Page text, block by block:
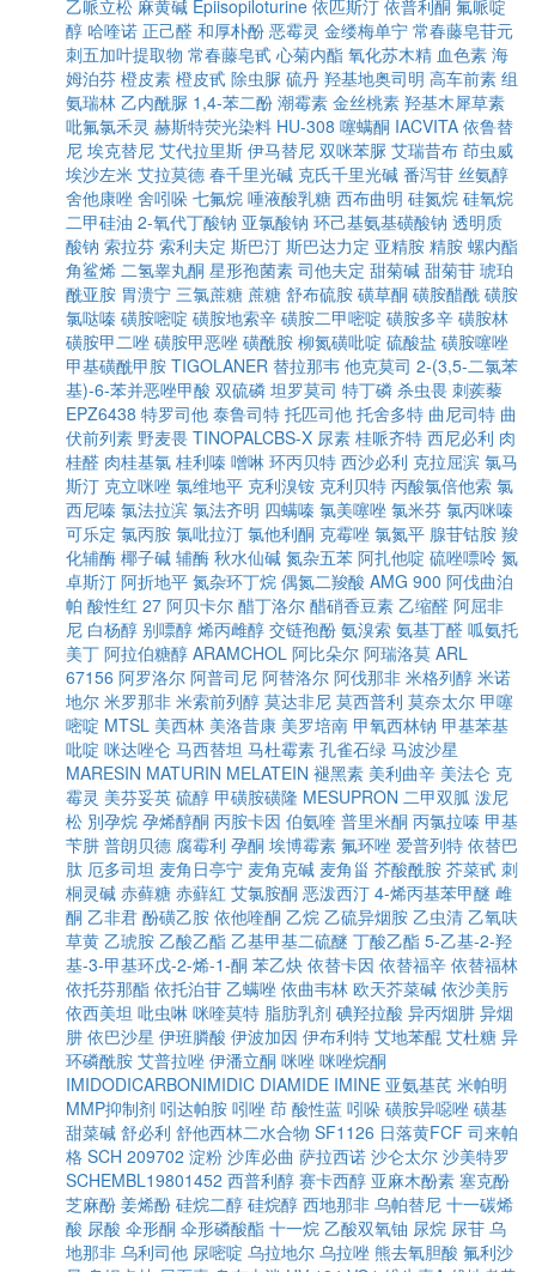
乙哌立松 麻黄碱 Epiisopiloturine 依匹斯汀 依普利酮 氟哌啶
醇 哈喹诺 正己醛 和厚朴酚 恶霉灵 金缕梅单宁 常春藤皂苷元
刺五加叶提取物 常春藤皂甙 心菊内酯 氧化苏木精 血色素 海
姆泊芬 橙皮素 橙皮甙 除虫脲 硫丹 羟基地奥司明 高车前素 组
氨瑞林 乙内酰脲 1,4-苯二酚 潮霉素 金丝桃素 羟基木犀草素
吡氟氯禾灵 赫斯特荧光染料 HU-308 噻螨酮 IACVITA 依鲁替
尼 埃克替尼 艾代拉里斯 伊马替尼 双咪苯脲 艾瑞昔布 茚虫威
埃沙左米 艾拉莫德 春千里光碱 克氏千里光碱 番泻苷 丝氨醇
舍他康唑 舍吲哚 七氟烷 唾液酸乳糖 西布曲明 硅氮烷 硅氧烷
二甲硅油 2-氧代丁酸钠 亚氯酸钠 环己基氨基磺酸钠 透明质
酸钠 索拉芬 索利夫定 斯巴汀 斯巴达力定 亚精胺 精胺 螺内酯
角鲨烯 二氢睾丸酮 星形孢菌素 司他夫定 甜菊碱 甜菊苷 琥珀
酰亚胺 胃溃宁 三氯蔗糖 蔗糖 舒布硫胺 磺草酮 磺胺醋酰 磺胺
氯哒嗪 磺胺嘧啶 磺胺地索辛 磺胺二甲嘧啶 磺胺多辛 磺胺林
磺胺甲二唑 磺胺甲恶唑 磺酰胺 柳氮磺吡啶 硫酸盐 磺胺噻唑
甲基磺酰甲胺 TIGOLANER 替拉那韦 他克莫司 2-(3,5-二氯苯
基)-6-苯并恶唑甲酸 双硫磷 坦罗莫司 特丁磷 杀虫畏 刺蒺藜
EPZ6438 特罗司他 泰鲁司特 托匹司他 托舍多特 曲尼司特 曲
伏前列素 野麦畏 TINOPALCBS-X 尿素 桂哌齐特 西尼必利 肉
桂醛 肉桂基氯 桂利嗪 噌啉 环丙贝特 西沙必利 克拉屈滨 氯马
斯汀 克立咪唑 氯维地平 克利溴铵 克利贝特 丙酸氯倍他索 氯
西尼嗪 氯法拉滨 氯法齐明 四螨嗪 氯美噻唑 氯米芬 氯丙咪嗪
可乐定 氯丙胺 氯吡拉汀 氯他利酮 克霉唑 氯氮平 腺苷钴胺 羧
化辅酶 椰子碱 辅酶 秋水仙碱 氮杂五苯 阿扎他啶 硫唑嘌呤 氮
卓斯汀 阿折地平 氮杂环丁烷 偶氮二羧酸 AMG 900 阿伐曲泊
帕 酸性红 27 阿贝卡尔 醋丁洛尔 醋硝香豆素 乙缩醛 阿屈非
尼 白杨醇 别嘌醇 烯丙雌醇 交链孢酚 氨溴索 氨基丁醛 呱氨托
美丁 阿拉伯糖醇 ARAMCHOL 阿比朵尔 阿瑞洛莫 ARL
67156 阿罗洛尔 阿普司尼 阿替洛尔 阿伐那非 米格列醇 米诺
地尔 米罗那非 米索前列醇 莫达非尼 莫西普利 莫奈太尔 甲噻
嘧啶 MTSL 美西林 美洛昔康 美罗培南 甲氧西林钠 甲基苯基
吡啶 咪达唑仑 马西替坦 马杜霉素 孔雀石绿 马波沙星
MARESIN MATURIN MELATEIN 褪黑素 美利曲辛 美法仑 克
霉灵 美芬妥英 硫醇 甲磺胺磺隆 MESUPRON 二甲双胍 泼尼
松 別孕烷 孕烯醇酮 丙胺卡因 伯氨喹 普里米酮 丙氯拉嗪 甲基
苄肼 普朗贝德 腐霉利 孕酮 埃博霉素 氟环唑 爱普列特 依替巴
肽 厄多司坦 麦角日亭宁 麦角克碱 麦角甾 芥酸酰胺 芥菜甙 刺
桐灵碱 赤藓糖 赤蘚紅 艾氯胺酮 恶泼西汀 4-烯丙基苯甲醚 雌
酮 乙非君 酚磺乙胺 依他喹酮 乙烷 乙硫异烟胺 乙虫清 乙氧呋
草黄 乙琥胺 乙酸乙酯 乙基甲基二硫醚 丁酸乙酯 5-乙基-2-羟
基-3-甲基环戊-2-烯-1-酮 苯乙炔 依替卡因 依替福辛 依替福林
依托芬那酯 依托泊苷 乙螨唑 依曲韦林 欧天芥菜碱 依沙美肟
依西美坦 吡虫啉 咪喹莫特 脂肪乳剂 碘羟拉酸 异丙烟肼 异烟
肼 依巴沙星 伊班膦酸 伊波加因 伊布利特 艾地苯醌 艾杜糖 异
环磷酰胺 艾普拉唑 伊潘立酮 咪唑 咪唑烷酮
IMIDODICARBONIMIDIC DIAMIDE IMINE 亚氨基芪 米帕明
MMP抑制剂 吲达帕胺 吲唑 茚 酸性蓝 吲哚 磺胺异噁唑 磺基
甜菜碱 舒必利 舒他西林二水合物 SF1126 日落黄FCF 司来帕
格 SCH 209702 淀粉 沙库必曲 萨拉西诺 沙仑太尔 沙美特罗
SCHEMBL19801452 西普利醇 赛卡西醇 亚麻木酚素 塞克酚
芝麻酚 姜烯酚 硅烷二醇 硅烷醇 西地那非 乌帕替尼 十一碳烯
酸 尿酸 伞形酮 伞形磷酸酯 十一烷 乙酸双氧铀 尿烷 尿苷 乌
地那非 乌利司他 尿嘧啶 乌拉地尔 乌拉唑 熊去氧胆酸 氟利沙